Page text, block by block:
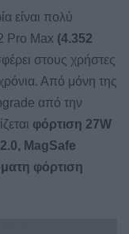
είναι πολύ
Pro Max (4.352
στους χρήστες
Από μόνη της
από την
φόρτιση 27W
MagSafe
φόρτιση